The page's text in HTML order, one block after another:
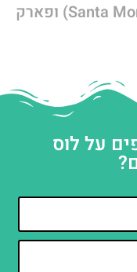
טיילת סנטה מוניקה (Santa Monica Pier) ופארק
על לוס